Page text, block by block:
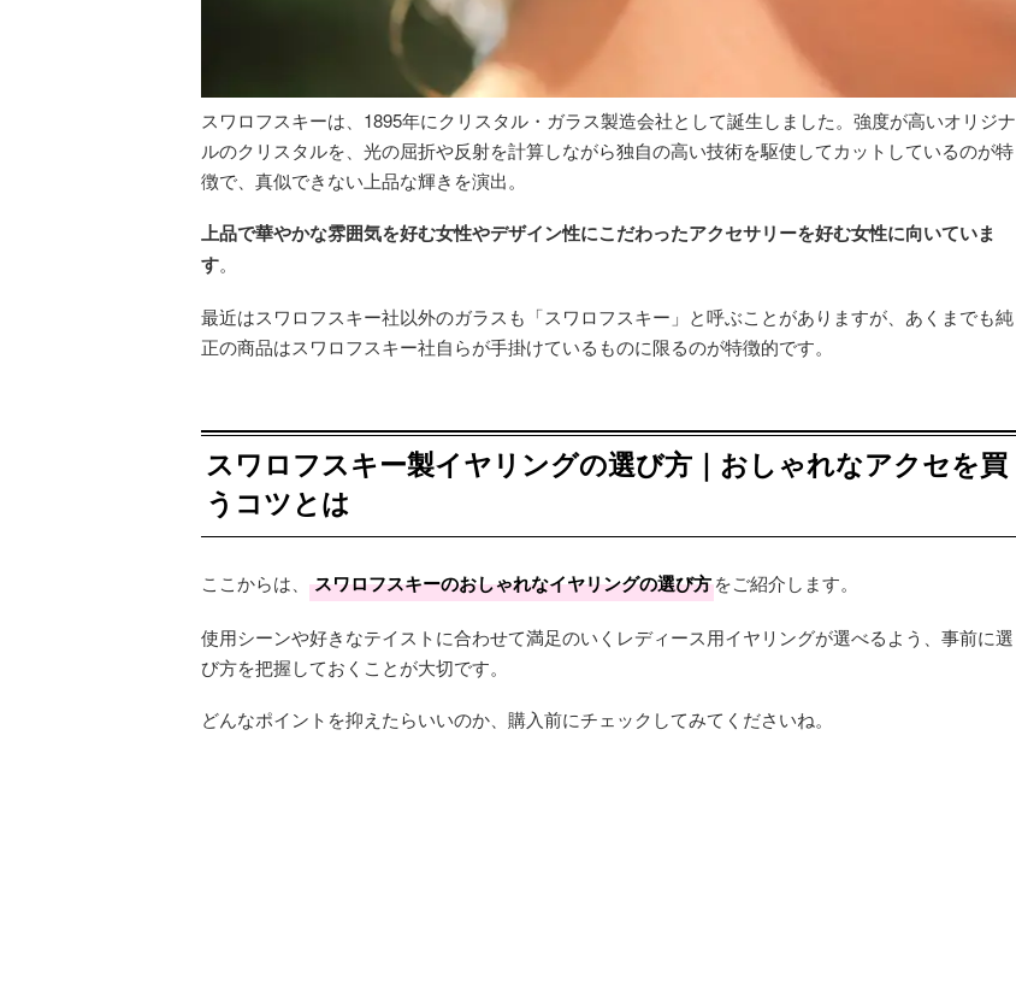
スワロフスキーは、1895年にクリスタル・ガラス製造会社として誕生しました。強度が高いオリジナ
ルのクリスタルを、光の屈折や反射を計算しながら独自の高い技術を駆使してカットしているのが特
徴で、真似できない上品な輝きを演出。
上品で華やかな雰囲気を好む女性やデザイン性にこだわったアクセサリーを好む女性に向いていま
す。
最近はスワロフスキー社以外のガラスも「スワロフスキー」と呼ぶことがありますが、あくまでも純
正の商品はスワロフスキー社自らが手掛けているものに限るのが特徴的です。
スワロフスキー製イヤリングの選び方｜おしゃれなアクセを買
うコツとは
ここからは、 スワロフスキーのおしゃれなイヤリングの選び方をご紹介します。
使用シーンや好きなテイストに合わせて満足のいくレディース用イヤリングが選べるよう、事前に選
び方を把握しておくことが大切です。
どんなポイントを抑えたらいいのか、購入前にチェックしてみてくださいね。